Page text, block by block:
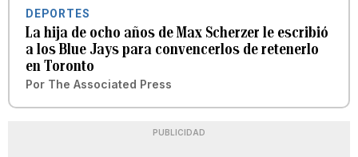
DEPORTES
La hija de ocho años de Max Scherzer le escribió
a los Blue Jays para convencerlos de retenerlo
en Toronto
Por The Associated Press
PUBLICIDAD